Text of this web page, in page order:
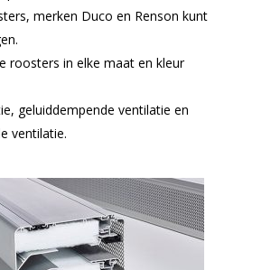
merken Duco en Renson kunt
roosters in elke maat en kleur
geluiddempende ventilatie en
ventilatie.